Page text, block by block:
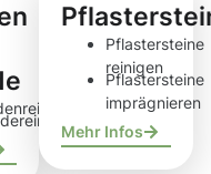
Pflastersteine
reinigen
Pflastersteine
imprägnieren
Mehr Infos